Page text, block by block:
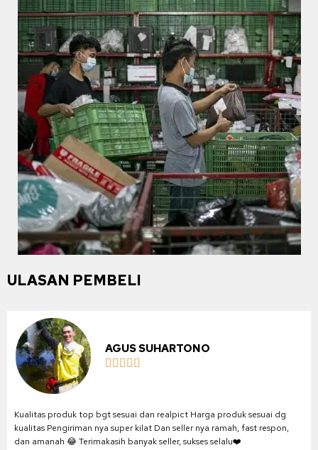
ULASAN PEMBELI
AGUS SUHARTONO
    
Kualitas produk top bgt sesuai dan realpict Harga produk sesuai dg
kualitas Pengiriman nya super kilat Dan seller nya ramah, fast respon,
dan amanah 😂 Terimakasih banyak seller, sukses selalu❤️